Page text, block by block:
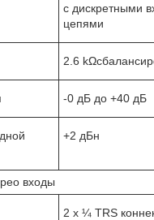
с дискретными
цепями
2.6
-0 дБ до +40 дБ
+2 дБн
входы
2 х ¼ TRS